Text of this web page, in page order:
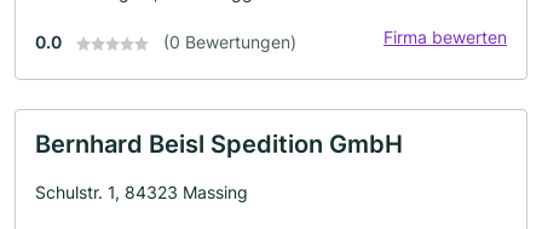
0.0 (0 Bewertungen) Firma bewerten
Bernhard Beisl Spedition GmbH
Schulstr. 1, 84323 Massing